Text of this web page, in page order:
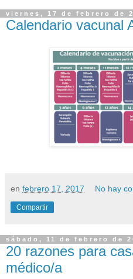
viernes, 17 de febrero de
Calendario vacunal
en febrero 17, 2017 No hay
Compartir
sábado, 11 de febrero de
20 razones para
médico/a